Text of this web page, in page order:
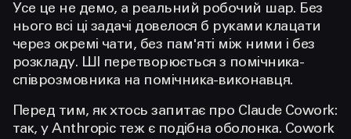
Усе це не демо, а реальний робочий шар. Без
нього всі ці задачі довелося б руками клацати
через окремі чати, без пам'яті між ними і без
розкладу. ШІ перетворюється з помічника-
співрозмовника на помічника-виконавця.
Перед тим, як хтось запитає про Claude Cowork:
так, у Anthropic теж є подібна оболонка. Cowork